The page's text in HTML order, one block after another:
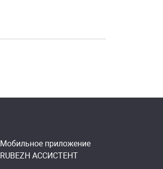
Мобильное приложение
RUBEZH АССИСТЕНТ